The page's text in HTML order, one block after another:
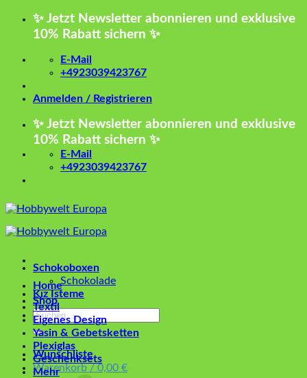
Zum
✨ Jetzt Newsletter abonnieren und exklusive
10% Rabatt sichern ✨
E-Mail
+4923039423767
Anmelden / Registrieren
✨ Jetzt Newsletter abonnieren und exklusive
10% Rabatt sichern ✨
E-Mail
+4923039423767
Home
Shop
Suchen
nach:
Wunschliste
Warenkorb / 0,00 €
Schokoboxen
Schokolade
Kız İsteme
Textil
Eigenes Design
Yasin & Gebetsketten
Plexiglas
Geschenksets
Mehr